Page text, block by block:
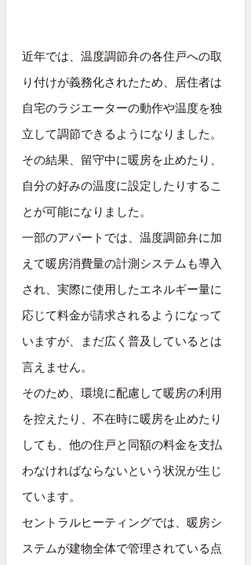
近年では、温度調節弁の各住戸への取
り付けが義務化されたため、居住者は
自宅のラジエーターの動作や温度を独
立して調節できるようになりました。
その結果、留守中に暖房を止めたり、
自分の好みの温度に設定したりするこ
とが可能になりました。
一部のアパートでは、温度調節弁に加
えて暖房消費量の計測システムも導入
され、実際に使用したエネルギー量に
応じて料金が請求されるようになって
いますが、まだ広く普及しているとは
言えません。
そのため、環境に配慮して暖房の利用
を控えたり、不在時に暖房を止めたり
しても、他の住戸と同額の料金を支払
わなければならないという状況が生じ
ています。
セントラルヒーティングでは、暖房シ
ステムが建物全体で管理されている点